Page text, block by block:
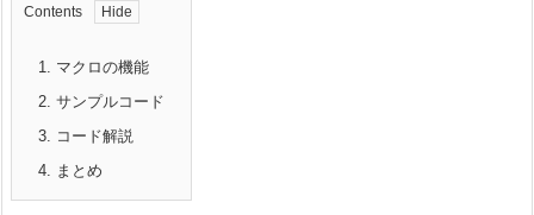
Contents
1.
マクロの機能
2. サンプルコード
3.
コード解説
4.
まとめ